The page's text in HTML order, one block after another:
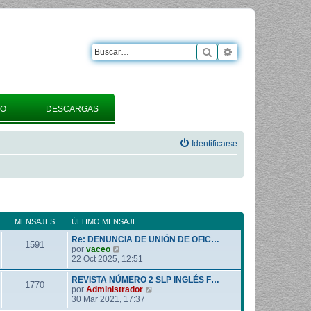
DESCARGAS
Buscar Búsqueda
Identificarse
MENSAJES ÚLTIMO MENSAJE
1591
Re: DENUNCIA DE UNIÓN DE OFIC…
por vaceo
e
r
ú
l
22 Oct 2025, 12:51
1770
REVISTA NÚMERO 2 SLP INGLÉS F…
por Administrador
r
30 Mar 2021, 17:37